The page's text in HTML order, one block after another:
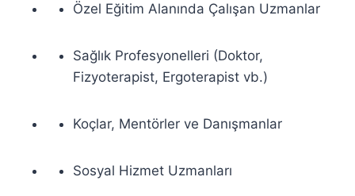
Özel Eğitim Alanında Çalışan Uzmanlar
Sağlık Profesyonelleri (Doktor,
Fizyoterapist, Ergoterapist vb.)
Koçlar, Mentörler ve Danışmanlar
Sosyal Hizmet Uzmanları